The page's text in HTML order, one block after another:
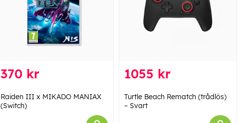
370 kr
Raiden III x MIKADO MANIAX
(Switch)
1055 kr
Turtle Beach Rematch (trådlös)
– Svart